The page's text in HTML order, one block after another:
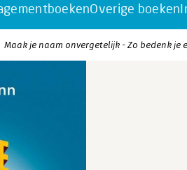
Overige boeken
Maak je naam onvergetelijk - Zo bedenk je